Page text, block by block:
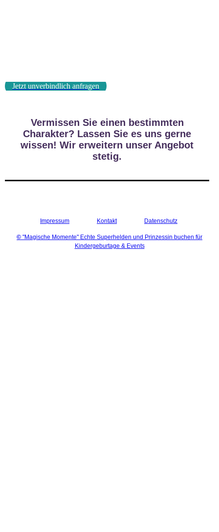
Jetzt unverbindlich anfragen
Vermissen Sie einen bestimmten
Charakter? Lassen Sie es uns gerne
wissen! Wir erweitern unser Angebot
stetig.
Impressum Kontakt Datenschutz
© "Magische Momente" Echte Superhelden und Prinzessin buchen für
Kindergeburtage & Events